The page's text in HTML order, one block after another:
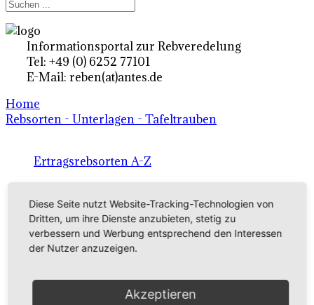
Informationsportal zur Rebveredelung
Tel: +49 (0) 6252 77101
E-Mail: reben(at)antes.de
Home
Rebsorten - Unterlagen - Tafeltrauben
Ertragsrebsorten A-Z
Rebsorten international
externe Links
Tafeltraubensorten
Diese Seite nutzt Website-Tracking-Technologien von
Dritten, um ihre Dienste anzubieten, stetig zu
verbessern und Werbung entsprechend den Interessen
der Nutzer anzuzeigen.
Akzeptieren